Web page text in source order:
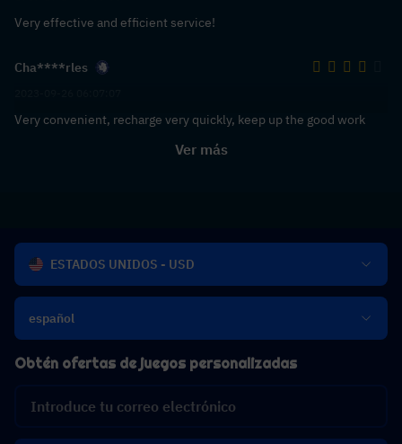
Very effective and efficient service!
Cha****rles
Very convenient, recharge very quickly, keep up the good work
Ver más
ESTADOS UNIDOS - USD
español
Obtén ofertas de juegos personalizadas